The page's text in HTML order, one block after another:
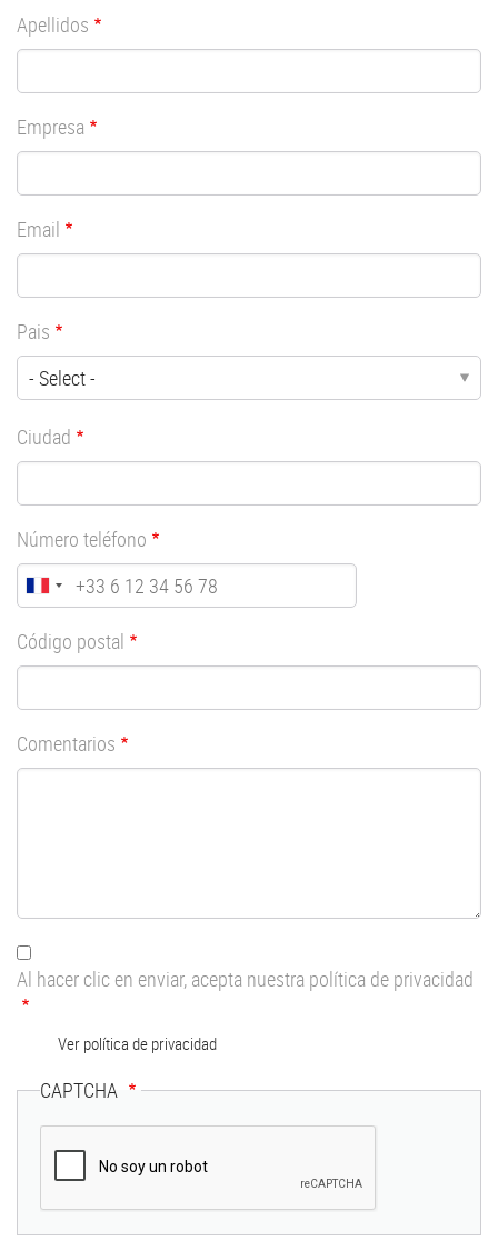
Apellidos
Empresa
Email
Pais
Ciudad
Número teléfono
Código postal
Comentarios
Al hacer clic en enviar, acepta nuestra política de privacidad
Ver política de privacidad
CAPTCHA